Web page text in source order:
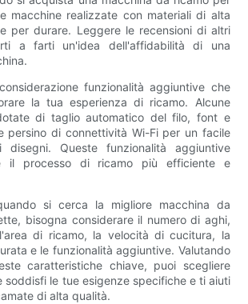
macchine realizzate con materiali di alta
per durare. Leggere le recensioni di altri
a farti un'idea dell'affidabilità di una
funzionalità aggiuntive che
la tua esperienza di ricamo. Alcune
di taglio automatico del filo, font e
persino di connettività Wi-Fi per un facile
disegni. Queste funzionalità aggiuntive
il processo di ricamo più efficiente e
si cerca la migliore macchina da
bisogna considerare il numero di aghi,
di ricamo, la velocità di cucitura, la
e le funzionalità aggiuntive. Valutando
caratteristiche chiave, puoi scegliere
soddisfi le tue esigenze specifiche e ti aiuti
di alta qualità.